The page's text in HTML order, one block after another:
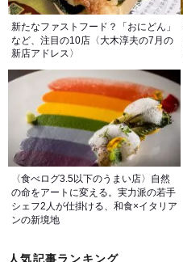
新たなファストフード？「おにどん」
など、注目の10店〈大木淳夫の7月の
新店アドレス〉
〈食べログ3.5以下のうまい店〉自然
の命をアートに変える。実力派の若手
シェフ2人が仕掛ける、和食×イタリア
ンの新境地
人気記事ランキング